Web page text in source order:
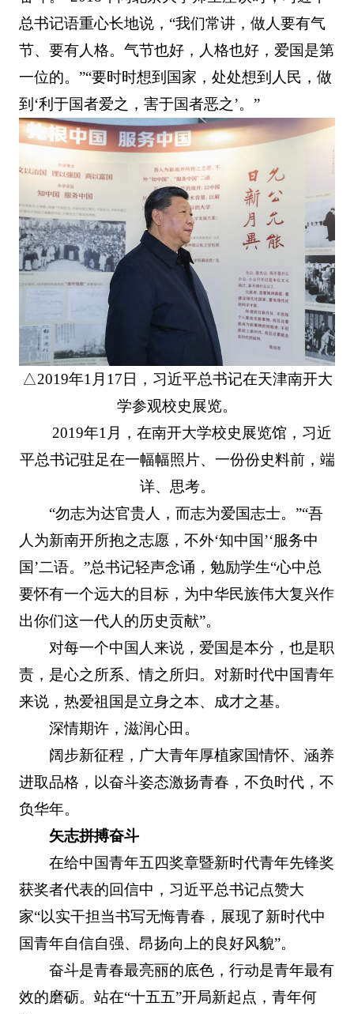
总书记语重心长地说，“我们常讲，做人要有气
节、要有人格。气节也好，人格也好，爱国是第
一位的。”“要时时想到国家，处处想到人民，做
到‘利于国者爱之，害于国者恶之’。”
△2019年1月17日，习近平总书记在天津南开大
学参观校史展览。
2019年1月，在南开大学校史展览馆，习近
平总书记驻足在一幅幅照片、一份份史料前，端
详、思考。
“勿志为达官贵人，而志为爱国志士。”“吾
人为新南开所抱之志愿，不外‘知中国’‘服务中
国’二语。”总书记轻声念诵，勉励学生“心中总
要怀有一个远大的目标，为中华民族伟大复兴作
出你们这一代人的历史贡献”。
对每一个中国人来说，爱国是本分，也是职
责，是心之所系、情之所归。对新时代中国青年
来说，热爱祖国是立身之本、成才之基。
深情期许，滋润心田。
阔步新征程，广大青年厚植家国情怀、涵养
进取品格，以奋斗姿态激扬青春，不负时代，不
负华年。
矢志拼搏奋斗
在给中国青年五四奖章暨新时代青年先锋奖
获奖者代表的回信中，习近平总书记点赞大
家“以实干担当书写无悔青春，展现了新时代中
国青年自信自强、昂扬向上的良好风貌”。
奋斗是青春最亮丽的底色，行动是青年最有
效的磨砺。站在“十五五”开局新起点，青年何